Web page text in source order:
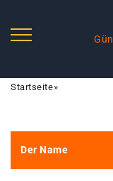
Startseite»
Der Name